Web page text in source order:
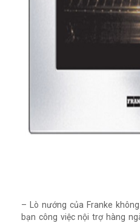
– Lò nướng của Franke
bạn công việc nội trợ hàng